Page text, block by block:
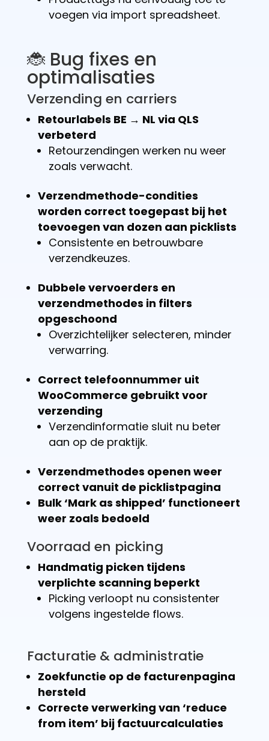
voegen via import spreadsheet.
🐞 Bug fixes en
optimalisaties
Verzending en carriers
Retourlabels BE → NL via QLS
verbeterd
Retourzendingen werken nu weer
zoals verwacht.
Verzendmethode-condities
worden correct toegepast bij het
toevoegen van dozen aan picklists
Consistente en betrouwbare
verzendkeuzes.
Dubbele vervoerders en
verzendmethodes in filters
opgeschoond
Overzichtelijker selecteren, minder
verwarring.
Correct telefoonnummer uit
WooCommerce gebruikt voor
verzending
Verzendinformatie sluit nu beter
aan op de praktijk.
Verzendmethodes openen weer
correct vanuit de picklistpagina
Bulk ‘Mark as shipped’ functioneert
weer zoals bedoeld
Voorraad en picking
Handmatig picken tijdens
verplichte scanning beperkt
Picking verloopt nu consistenter
volgens ingestelde flows.
Facturatie & administratie
Zoekfunctie op de facturenpagina
hersteld
Correcte verwerking van ‘reduce
from item’ bij factuurcalculaties